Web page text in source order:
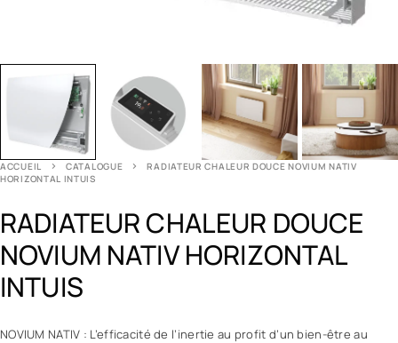
ACCUEIL CATALOGUE
RADIATEUR CHALEUR DOUCE NOVIUM NATIV
HORIZONTAL INTUIS
RADIATEUR CHALEUR DOUCE
NOVIUM NATIV HORIZONTAL
INTUIS
NOVIUM NATIV : L’efficacité de l’inertie au profit d’un bien-être au